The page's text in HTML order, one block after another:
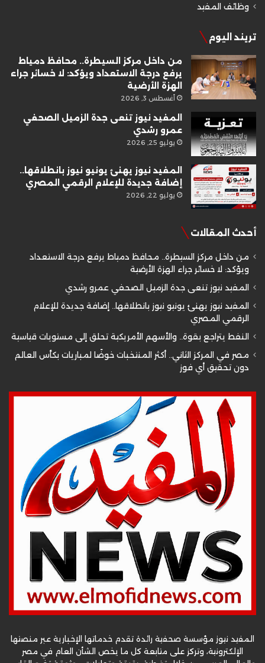
وظائف المفيد
تريند اليوم
من داخل مركز السيطرة.. محافظ دمياط
يرفع درجة الاستعداد ويؤكد: لا خسائر جراء
الهزة الأرضية
أغسطس 3, 2026
المفيد نيوز تنعى جدة الزميل الصحفي
عمرو رشدي
يوليو 25, 2026
المفيد نيوز يهنئ يونيو نيوز بانطلاقها..
إضافة جديدة للإعلام الرقمي المصري
يوليو 22, 2026
أحدث المقالات
من داخل مركز السيطرة.. محافظ دمياط يرفع درجة الاستعداد
ويؤكد: لا خسائر جراء الهزة الأرضية
المفيد نيوز تنعى جدة الزميل الصحفي عمرو رشدي
المفيد نيوز يهنئ يونيو نيوز بانطلاقها.. إضافة جديدة للإعلام
الرقمي المصري
النفط يتراجع بقوة.. والأسهم الأمريكية تحلق إلى مستويات قياسية
مصر في المركز الثاني.. أكثر المنتخبات خوضًا لمباريات بكأس العالم
دون تحقيق أي فوز
المفيد نيوز مؤسسة صحفية رائدة تقدم خدماتها الإخبارية عبر منصتها
الإلكترونية، وتركز على متابعة كل ما يخص الشأن العام في مصر